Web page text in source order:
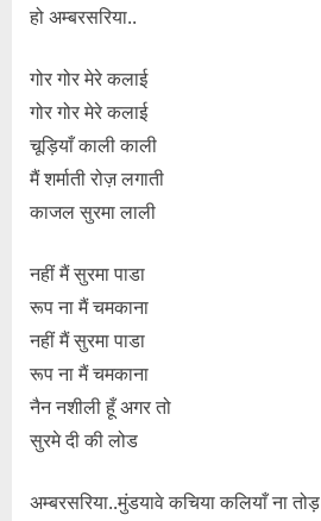
हो अम्बरसरिया..
गोर गोर मेरे कलाई
गोर गोर मेरे कलाई
चूड़ियाँ काली काली
मैं शर्माती रोज़ लगाती
काजल सुरमा लाली
नहीं मैं सुरमा पाडा
रूप ना मैं चमकाना
नहीं मैं सुरमा पाडा
रूप ना मैं चमकाना
नैन नशीली हूँ अगर तो
सुरमे दी की लोड
अम्बरसरिया..मुंडयावे कचिया कलियाँ ना तोड़